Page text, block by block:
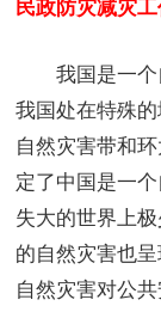
民政防灾减灾
我国是一个
我国处在特殊
自然灾害带和
定了中国是一
失大的世界上
的自然灾害也
自然灾害对公